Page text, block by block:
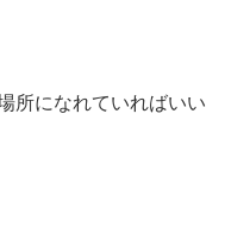
所になれていればいい